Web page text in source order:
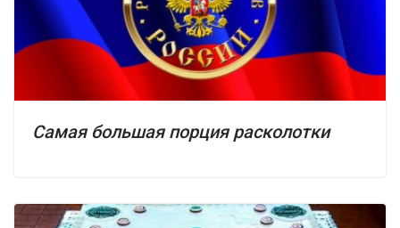
Самая большая порция расколотки